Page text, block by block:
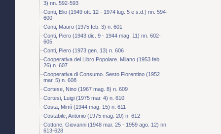
3) nn. 592-593
Conti, Elio (1949 ott. 12 - 1974 lug. 5 e s.d.) nn. 594-
600
Conti, Mauro (1975 feb. 3) n. 601
Conti, Piero (1943 dic. 9 - 1944 mag. 11) nn. 602-
605
Conti, Piero (1973 gen. 13) n. 606
Cooperativa del Libro Popolare. Milano (1953 feb.
26) n. 607
Cooperativa di Consumo. Sesto Fiorentino (1952
mar. 5) n. 608
Cortese, Nino (1967 mag. 8) n. 609
Cortesi, Luigi (1975 mar. 4) n. 610
Costa, Mimì (1944 mag. 15) n. 611
Costabile, Antonio (1975 mag. 20) n. 612
Cottone, Giovanni (1948 mar. 25 - 1959 ago. 12) nn.
613-628